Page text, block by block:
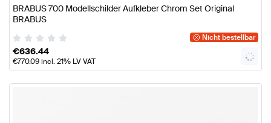
BRABUS 700 Modellschilder Aufkleber Chrom Set Original
BRABUS
Nicht bestellbar
€636.44
€770.09incl. 21% LV VAT